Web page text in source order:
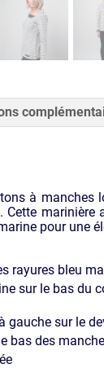
à manches
Cette
pour une
rayures bleu
sur le bas du
gauche sur le
bas des